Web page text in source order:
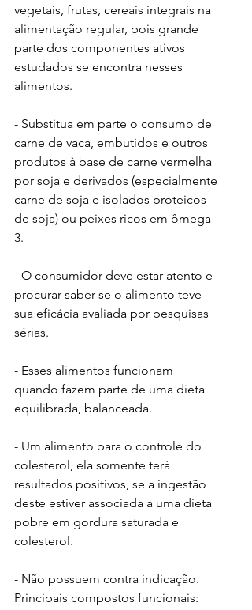
vegetais, frutas, cereais integrais na
alimentação regular, pois grande
parte dos componentes ativos
estudados se encontra nesses
alimentos.
- Substitua em parte o consumo de
carne de vaca, embutidos e outros
produtos à base de carne vermelha
por soja e derivados (especialmente
carne de soja e isolados proteicos
de soja) ou peixes ricos em ômega
3.
- O consumidor deve estar atento e
procurar saber se o alimento teve
sua eficácia avaliada por pesquisas
sérias.
- Esses alimentos funcionam
quando fazem parte de uma dieta
equilibrada, balanceada.
- Um alimento para o controle do
colesterol, ela somente terá
resultados positivos, se a ingestão
deste estiver associada a uma dieta
pobre em gordura saturada e
colesterol.
- Não possuem contra indicação.
Principais compostos funcionais: